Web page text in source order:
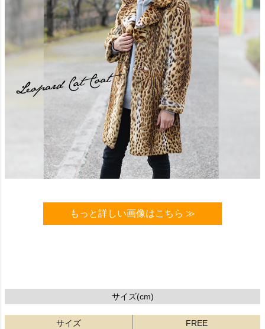
もっと詳しい画像はこちら ≫
サイズ(cm)
サイズ
FREE